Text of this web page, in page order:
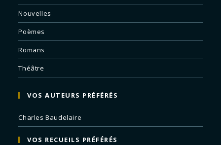
Nouvelles
Poèmes
Romans
Théâtre
VOS AUTEURS PRÉFÉRÉS
Charles Baudelaire
VOS RECUEILS PRÉFÉRÉS